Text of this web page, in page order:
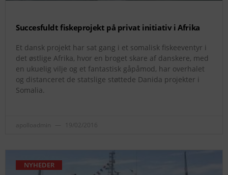
Succesfuldt fiskeprojekt på privat initiativ i Afrika
Et dansk projekt har sat gang i et somalisk fiskeeventyr i
det østlige Afrika, hvor en broget skare af danskere, med
en ukuelig vilje og et fantastisk gåpåmod, har overhalet
og distanceret de statslige støttede Danida projekter i
Somalia.
apolloadmin 19/02/2016
NYHEDER